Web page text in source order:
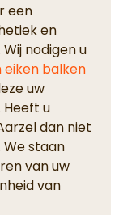
een
en
nodigen u
balken
uw
u
dan niet
staan
van uw
van